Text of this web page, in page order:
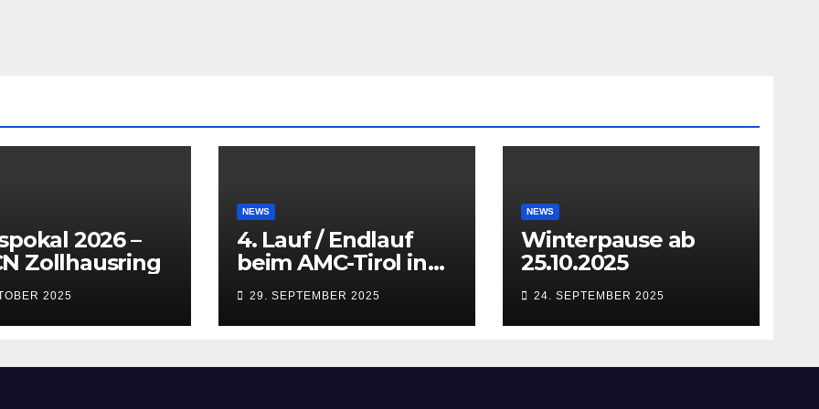
2026 –
Zollhausring
2025
NEWS
4. Lauf / Endlauf
beim AMC-Tirol in
Innsbruck
(Kematen) vom 27.
bis 28.09.2025
29. SEPTEMBER 2025
NEWS
Winterpause ab
25.10.2025
24. SEPTEMBER 2025